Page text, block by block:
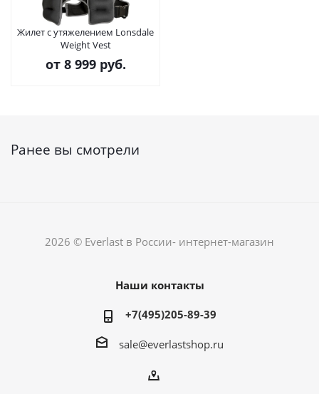
Жилет с утяжелением Lonsdale
Weight Vest
от 8 999 руб.
Ранее вы смотрели
2026 © Everlast в России- интернет-магазин
Наши контакты
+7(495)205-89-39
sale@everlastshop.ru